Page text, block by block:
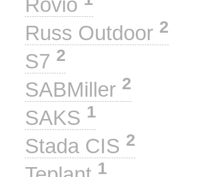
Rovio
Russ Outdoor 2
S7 2
SABMiller 2
SAKS 1
Stada CIS 2
1